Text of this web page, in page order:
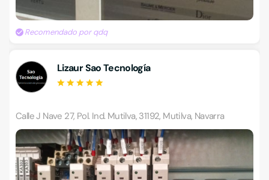
Recomendado por qdq
Lizaur Sao Tecnología
Calle J Nave 27, Pol. Ind. Mutilva, 31192, Mutilva, Navarra